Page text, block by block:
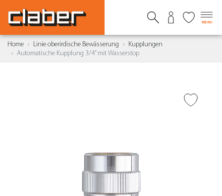
MENU
Home Linie oberirdische Bewässerung
Kupplungen
Automatische Kupplung 3/4” mit Wasserstop